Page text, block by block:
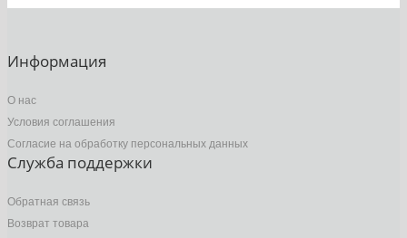
Информация
О нас
Условия соглашения
Согласие на обработку персональных данных
Служба поддержки
Обратная связь
Возврат товара